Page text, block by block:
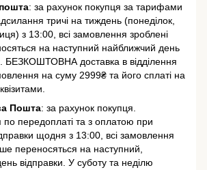
: за рахунок покупця за тарифами
тричі на тиждень (понеділок,
з 13:00, всі замовлення зроблені
на наступний найближчий день
БЕЗКОШТОВНА доставка в відділення
на суму 2999₴ та його сплаті на
Пошта: за рахунок покупця.
по передоплаті та з оплатою при
щодня з 13:00, всі замовлення
переносяться на наступний,
відправки. У суботу та неділю